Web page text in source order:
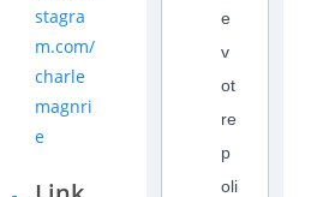
stagra
m.com/
charle
magnri
e
e
v
ot
re
p
oli